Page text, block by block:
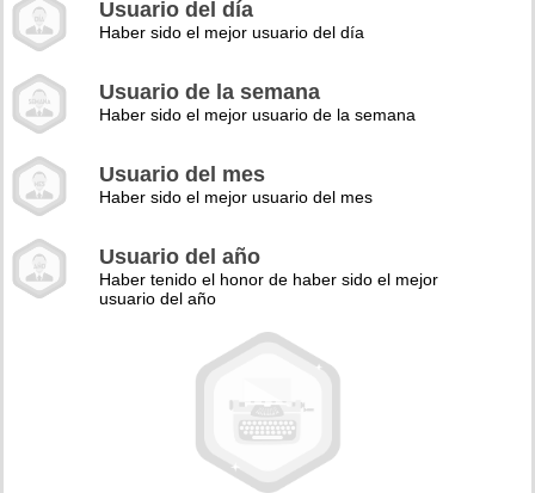
Usuario del día
Haber sido el mejor usuario del día
Usuario de la semana
Haber sido el mejor usuario de la semana
Usuario del mes
Haber sido el mejor usuario del mes
Usuario del año
Haber tenido el honor de haber sido el mejor
usuario del año